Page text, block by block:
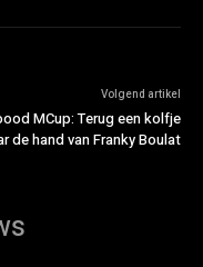
Volgend artikel
MCup: Terug een kolfje
de hand van Franky Boulat